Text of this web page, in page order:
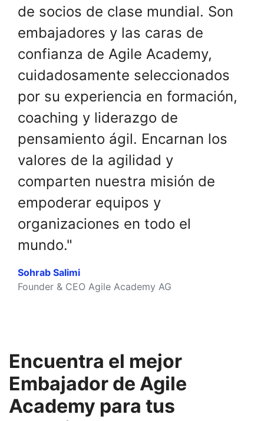
de socios de clase mundial. Son
embajadores y las caras de
confianza de Agile Academy,
cuidadosamente seleccionados
por su experiencia en formación,
coaching y liderazgo de
pensamiento ágil. Encarnan los
valores de la agilidad y
comparten nuestra misión de
empoderar equipos y
organizaciones en todo el
mundo."
Sohrab Salimi
Founder & CEO Agile Academy AG
Encuentra el mejor
Embajador de Agile
Academy para tus